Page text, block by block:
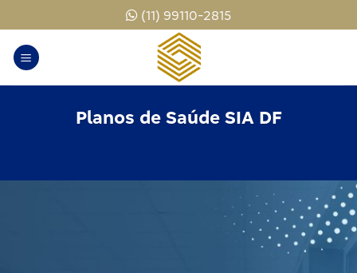
to
content
(11) 99110-2815
Planos de Saúde SIA DF